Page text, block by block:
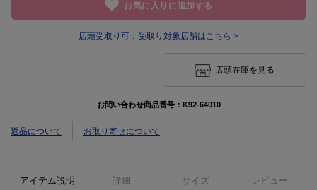
お気に入りに追加する
店頭受取り可： 受取り対象店舗はこちら >
店頭在庫を見る
お問い合わせ商品番号： K92-64010
返品について お取り寄せについて
アイテム説明 詳細 サイズ レビュー